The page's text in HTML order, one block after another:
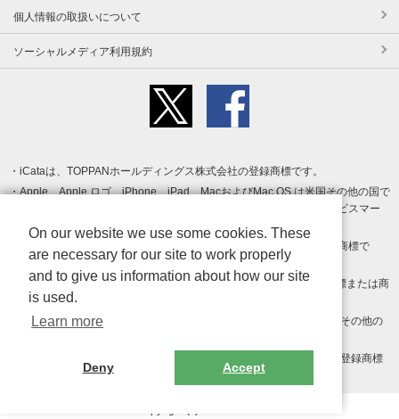
個人情報の取扱いについて
ソーシャルメディア利用規約
iCataは、TOPPANホールディングス株式会社の登録商標です。
Apple、Apple ロゴ、iPhone、iPad、MacおよびMac OS は米国その他の国で
登録された Apple Inc. の商標です。App Store は Apple Inc. のサービスマー
クです。
Android、Google Play および Google Play ロゴ は Google LLC の商標で
す。
Windows は Microsoft Inc.の米国およびその他の国における登録商標または商
標です。
Adobe、Adobe Reader、Adobe PDF は、Adobe Inc.の米国およびその他の
その他、記載されている会社名、商品名、ロゴは各社の商標または登録商標
On our website we use some cookies. These
are necessary for our site to work properly
and to give us information about how our site
is used.
Learn more
Deny Accept